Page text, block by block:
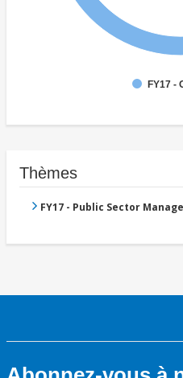
FY17 -
Thèmes
FY17 - Public Sector